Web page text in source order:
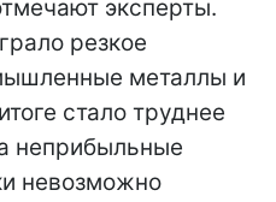
эксперты.
резкое
металлы и
стало труднее
неприбыльные
невозможно